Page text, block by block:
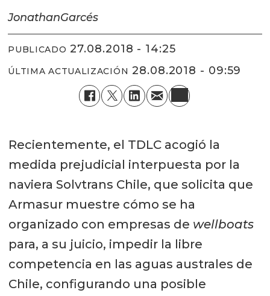
JonathanGarcés
PUBLICADO 27.08.2018 - 14:25
ÚLTIMA ACTUALIZACIÓN 28.08.2018 - 09:59
Recientemente, el TDLC acogió la
medida prejudicial interpuesta por la
naviera Solvtrans Chile, que solicita que
Armasur muestre cómo se ha
organizado con empresas de wellboats
para, a su juicio, impedir la libre
competencia en las aguas australes de
Chile, configurando una posible